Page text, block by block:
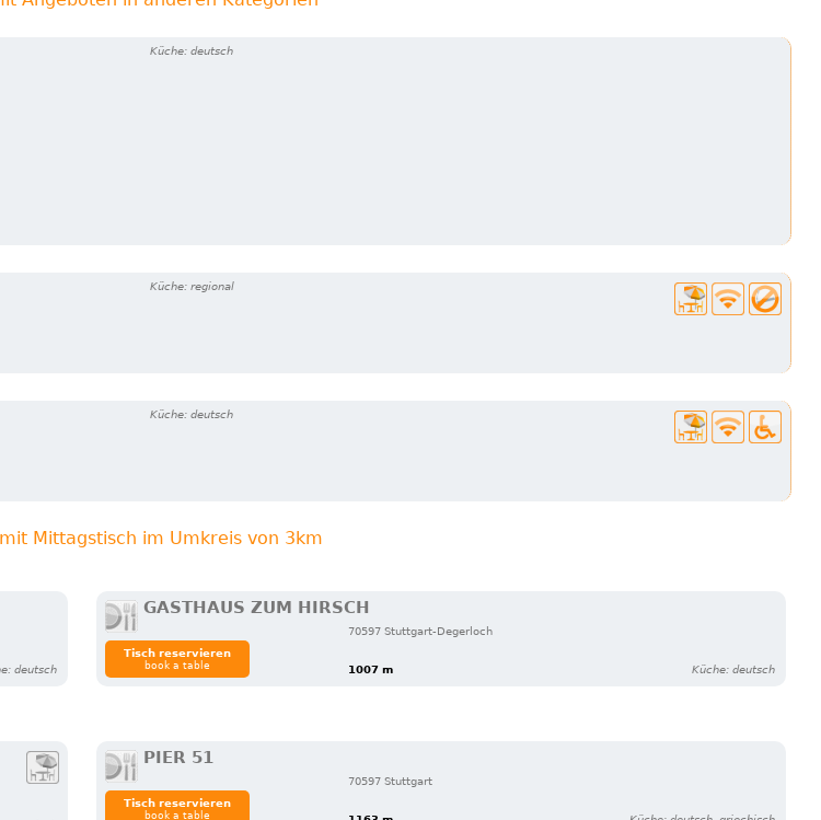
Küche: deutsch
Küche: regional
Küche: deutsch
Mittagstisch im Umkreis von 3km
deutsch
GASTHAUS ZUM HIRSCH
70597 Stuttgart-Degerloch
1007 m Küche: deutsch
Tisch reservieren
book a table
PIER 51
70597 Stuttgart
Tisch reservieren
book a table